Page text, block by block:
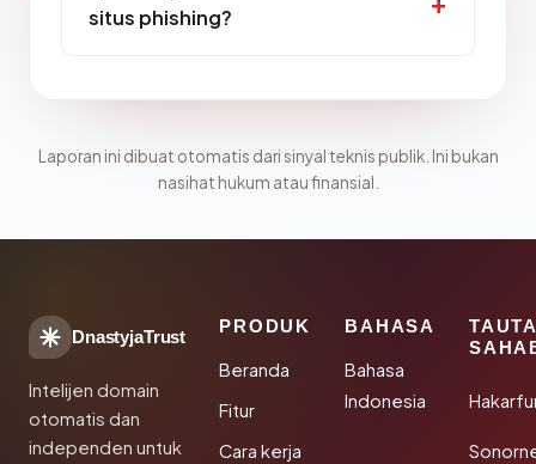
situs phishing?
Laporan ini dibuat otomatis dari sinyal teknis publik. Ini bukan
nasihat hukum atau finansial.
DnastyjaTrust
Intelijen domain
otomatis dan
independen untuk
PRODUK
Beranda
Fitur
Cara kerja
BAHASA
Bahasa
Indonesia